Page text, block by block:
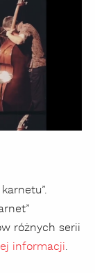
różnych serii
informacji.